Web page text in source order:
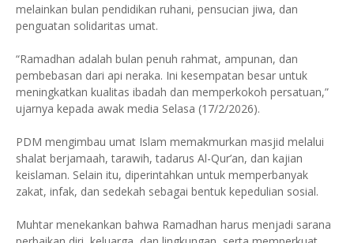
melainkan bulan pendidikan ruhani, pensucian jiwa, dan
penguatan solidaritas umat.
“Ramadhan adalah bulan penuh rahmat, ampunan, dan
pembebasan dari api neraka. Ini kesempatan besar untuk
meningkatkan kualitas ibadah dan memperkokoh persatuan,”
ujarnya kepada awak media Selasa (17/2/2026).
PDM mengimbau umat Islam memakmurkan masjid melalui
shalat berjamaah, tarawih, tadarus Al-Qur’an, dan kajian
keislaman. Selain itu, diperintahkan untuk memperbanyak
zakat, infak, dan sedekah sebagai bentuk kepedulian sosial.
Muhtar menekankan bahwa Ramadhan harus menjadi sarana